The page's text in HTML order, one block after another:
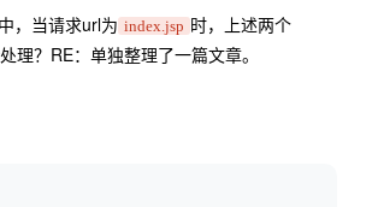
，当请求url为 index.jsp 时，上述两个
理？RE：单独整理了一篇文章。